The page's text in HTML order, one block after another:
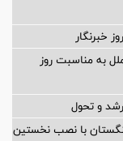
خبرنگار
به مناسبت روز
و تحول
با نصب نخستین